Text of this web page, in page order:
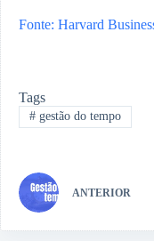
Fonte: Harvard
Tags
#gestão do tempo
ANTERIOR